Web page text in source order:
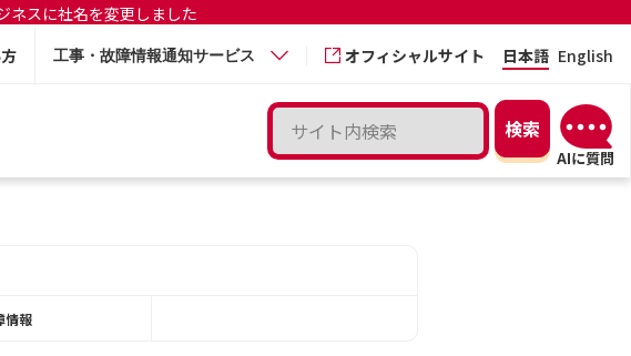
ネスに社名を変更しました
工事・故障情報通知サービス オフィシャルサイト 日本語 English
情報